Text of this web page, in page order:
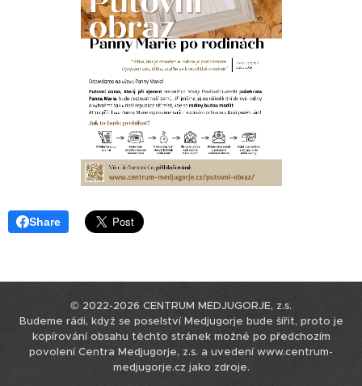
Share
© 2022-2026 CENTRUM MEDJUGORJE, z.s.
Budeme rádi, když se poselství Medjugorje bude šířit, proto je
kopírování obsahu těchto stránek možné po předchozím
povolení Centra Medjugorje, z.s. a uvedení www.centrum-
medjugorje.cz jako zdroje.